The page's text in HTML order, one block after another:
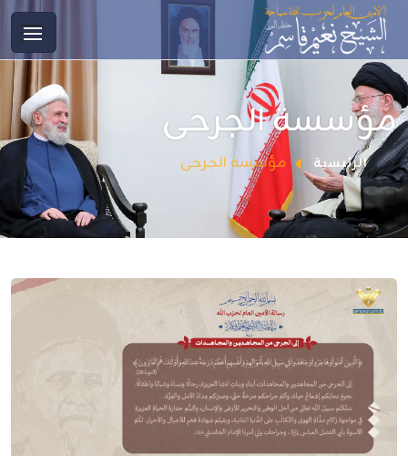
مؤسسة الجرحى
الرئيسية مؤسسة الجرحى